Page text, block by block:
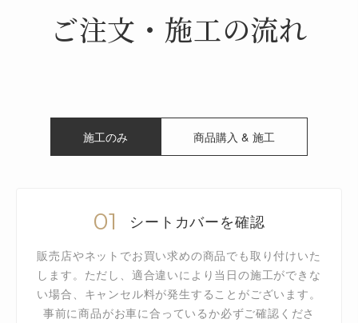
ご注文・施工の流れ
施工のみ 商品購入 & 施工
01 シートカバーを確認
販売店やネットでお買い求めの商品でも取り付けいた
します。ただし、適合違いにより当日の施工ができな
い場合、キャンセル料が発生することがございます。
事前に商品がお車に合っているか必ずご確認くださ